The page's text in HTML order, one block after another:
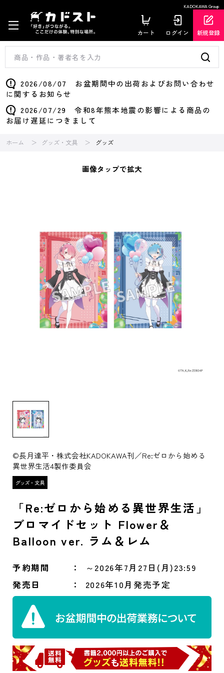
KADOKAWA Group
カート ログイン 新規登録
2026/08/07 お盆期間中の出荷およびお問い合わせ
に関するお知らせ
2026/07/29 令和8年熊本地震の影響による商品の
お届け遅延につきまして
ホーム グッズ・文具 グッズ
画像タップで拡大
©長月達平・株式会社KADOKAWA刊／Re:ゼロから始める
異世界生活4製作委員会
「Re:ゼロから始める異世界生活」
ブロマイドセット Flower＆
Balloon ver. ラム＆レム
予約期間
～2026年7月27日(月)23:59
発売日
2026年10月発売予定